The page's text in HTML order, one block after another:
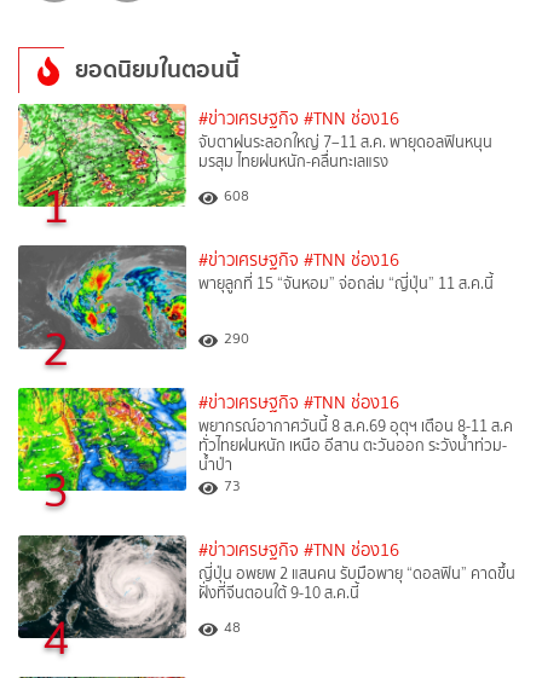
ยอดนิยมในตอนนี้
1
#ข่าวเศรษฐกิจ #TNN ช่อง16
จับตาฝนระลอกใหญ่ 7–11 ส.ค. พายุดอลฟินหนุน
มรสุม ไทยฝนหนัก-คลื่นทะเลแรง
608
2
#ข่าวเศรษฐกิจ #TNN ช่อง16
พายุลูกที่ 15 “จันหอม” จ่อถล่ม “ญี่ปุ่น” 11 ส.ค.นี้
290
3
#ข่าวเศรษฐกิจ #TNN ช่อง16
พยากรณ์อากาศวันนี้ 8 ส.ค.69 อุตุฯ เตือน 8-11 ส.ค
ทั่วไทยฝนหนัก เหนือ อีสาน ตะวันออก ระวังน้ำท่วม-
น้ำป่า
73
4
#ข่าวเศรษฐกิจ #TNN ช่อง16
ญี่ปุ่น อพยพ 2 แสนคน รับมือพายุ “ดอลฟิน” คาดขึ้น
ฝั่งที่จีนตอนใต้ 9-10 ส.ค.นี้
48